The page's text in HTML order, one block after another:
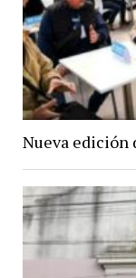
Nueva edición